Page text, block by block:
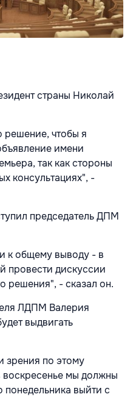
страны Николай
решение, чтобы я
имени
так как стороны
консультациях", -
председатель ДПМ
к общему выводу - в
провести дискуссии
решения", - сказал он.
ЛДПМ Валерия
выдвигать
зрения по этому
воскресенье мы должны
понедельника выйти с